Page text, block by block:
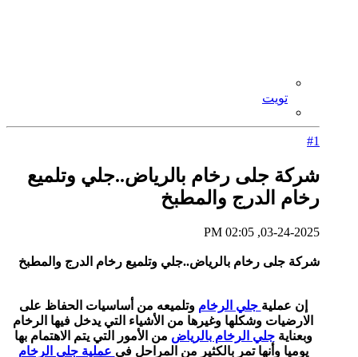
تويت
#1
شركة جلى رخام بالرياض..جلي وتلميع
رخام الدرج والمطبخ
03-24-2025, 02:05 PM
شركة جلى رخام بالرياض..جلي وتلميع رخام الدرج والمطبخ
إن عملية جلي الرخام وتلميعه من أساسيات الحفاظ على
الارضيات وشكلها وغيرها من الأشياء التي يدخل فيها الرخام
وبعنايةجلي الرخام بالرياض من الأمور التي يتم الاهتمام بها
يوميا وأنها تمر بالكثير من المراحل في عملية جلي الرخام